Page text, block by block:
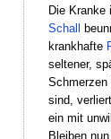
Die Kranke
Schall
krankhafte
seltener,
Schmerzen
sind,
ein mit
Bleiben